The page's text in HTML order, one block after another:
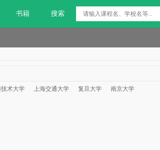
书籍 搜索
术大学 上海交通大学 复旦大学 南京大学